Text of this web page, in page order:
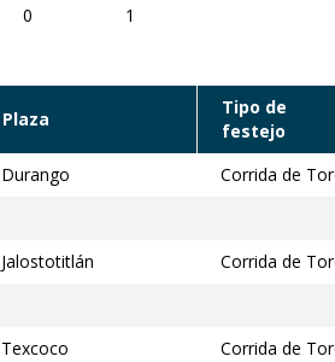
0 1
Plaza
Tipo de
festejo
Durango Corrida de
Jalostotitlán Corrida de
Texcoco Corrida de